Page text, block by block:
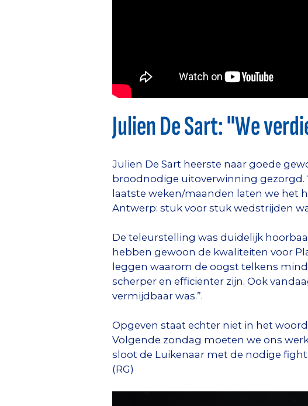
Julien De Sart: "We
Julien De Sart heerste naar goede
broodnodige uitoverwinning gezorgd.
laatste weken/maanden laten we het
Antwerp: stuk voor stuk wedstrijden
De teleurstelling was duidelijk
hebben gewoon de kwaliteiten voor
leggen waarom de oogst telkens
scherper en efficiënter zijn. Ook
vermijdbaar was.”.
Opgeven staat echter niet in het
Volgende zondag moeten we ons
sloot de Luikenaar met de nodige
(RG)